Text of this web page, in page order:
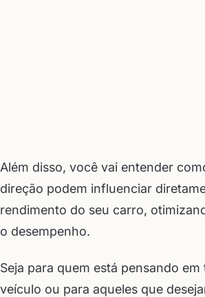
Além disso, você vai entender
direção podem influenciar
rendimento do seu carro,
o desempenho.
Seja para quem está pensando
veículo ou para aqueles que